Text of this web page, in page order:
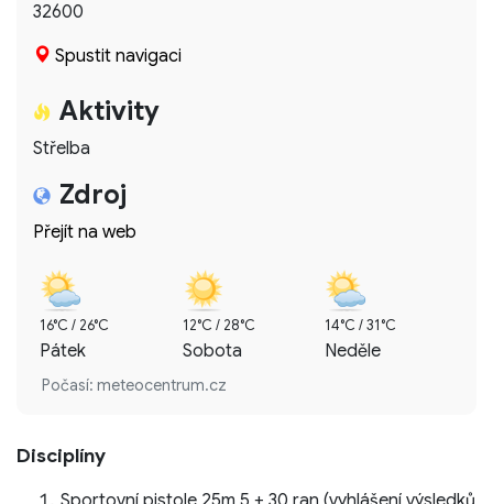
32600
Spustit navigaci
Aktivity
Střelba
Zdroj
Přejít na web
16°C / 26°C
Pátek
12°C / 28°C
Sobota
14°C / 31°C
Neděle
Počasí: meteocentrum.cz
Disciplíny